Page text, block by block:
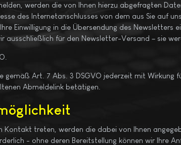
werden die von Ihnen hierzu abgefragten
des Internetanschlusses von dem aus Sie auf
Einwilligung in die Übersendung des
ausschließlich für den Newsletter-Versand – sie
gemäß Art. 7 Abs. 3 DSGVO jederzeit mit Wirkung
Abmeldelink betätigen.
treten, werden die dabei von Ihnen
- ohne deren Bereitstellung können wir Ihre